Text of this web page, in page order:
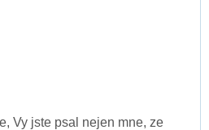
Vy jste psal nejen mne, ze